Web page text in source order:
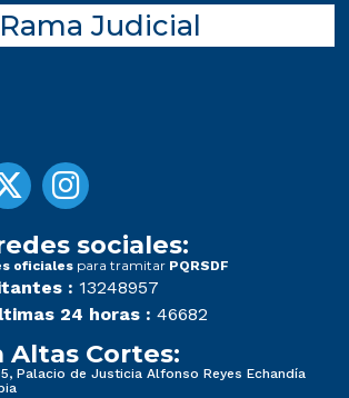
Rama Judicial
sociales:
oficiales para tramitar PQRSDF
: 13248957
24 horas : 46682
Altas Cortes:
Palacio de Justicia Alfonso Reyes Echandía